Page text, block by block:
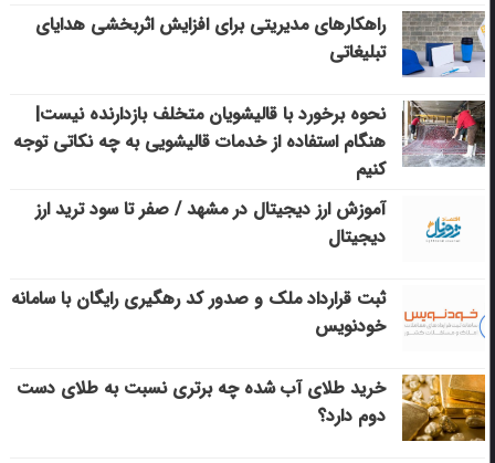
راهکارهای مدیریتی برای افزایش اثربخشی هدایای
تبلیغاتی
نحوه برخورد با قالیشویان متخلف بازدارنده نیست|
هنگام استفاده از خدمات قالیشویی به چه نکاتی توجه
کنیم
آموزش ارز دیجیتال در مشهد / صفر تا سود ترید ارز
دیجیتال
ثبت قرارداد ملک و صدور کد رهگیری رایگان با سامانه
خودنویس
خرید طلای آب شده چه برتری نسبت به طلای دست
دوم دارد؟